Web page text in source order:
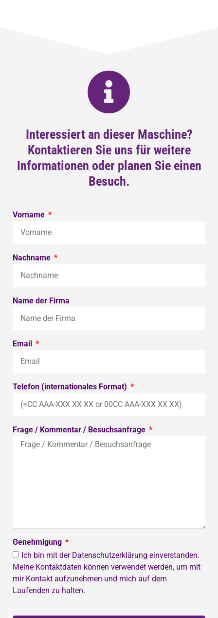
Interessiert an dieser Maschine?
Kontaktieren Sie uns für weitere
Informationen oder planen Sie einen
Besuch.
Vorname
Nachname
Name der Firma
Email
Telefon (internationales Format)
Frage / Kommentar / Besuchsanfrage
Genehmigung
Ich bin mit der Datenschutzerklärung einverstanden.
Meine Kontaktdaten können verwendet werden, um mit
mir Kontakt aufzunehmen und mich auf dem
Laufenden zu halten.